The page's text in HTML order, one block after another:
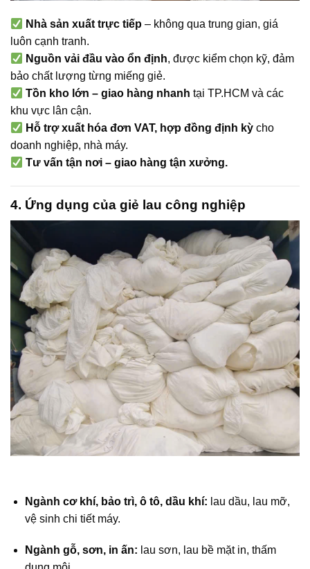
Nhà sản xuất trực tiếp – không qua trung gian, giá
luôn cạnh tranh.
Nguồn vải đầu vào ổn định, được kiểm chọn kỹ, đảm
bảo chất lượng từng miếng giẻ.
Tồn kho lớn – giao hàng nhanh tại TP.HCM và các
khu vực lân cận.
Hỗ trợ xuất hóa đơn VAT, hợp đồng định kỳ cho
doanh nghiệp, nhà máy.
Tư vấn tận nơi – giao hàng tận xưởng.
4. Ứng dụng của giẻ lau công nghiệp
Ngành cơ khí, bảo trì, ô tô, dầu khí: lau dầu, lau mỡ,
vệ sinh chi tiết máy.
Ngành gỗ, sơn, in ấn: lau sơn, lau bề mặt in, thấm